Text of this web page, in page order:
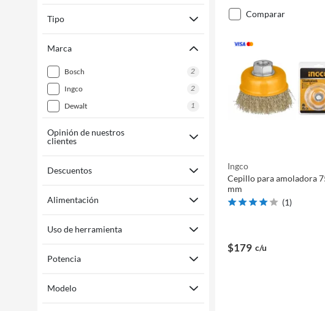
Tipo
Marca
bosch
2
ingco
2
dewalt
1
Opinión de nuestros
clientes
Descuentos
Alimentación
Uso de herramienta
Potencia
Modelo
comparar
Ingco
Cepillo para amoladora
mm
(1)
$179 c/u